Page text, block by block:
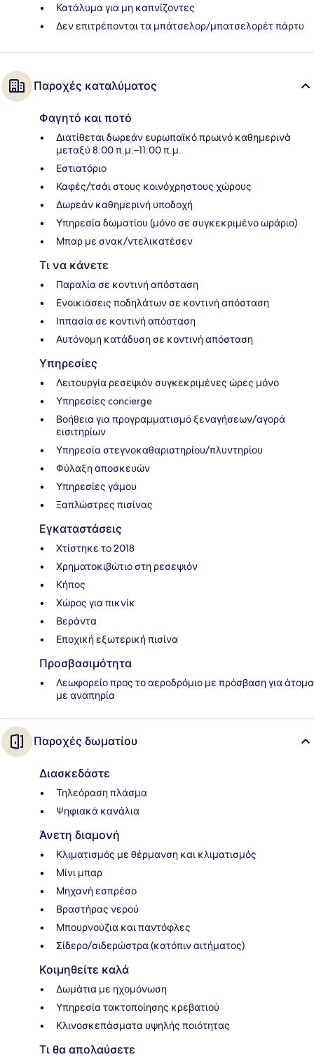
Κατάλυμα για μη καπνίζοντες
Δεν επιτρέπονται τα μπάτσελορ/μπατσελορέτ πάρτυ
Παροχές καταλύματος
Φαγητό και ποτό
Διατίθεται δωρεάν ευρωπαϊκό πρωινό καθημερινά
μεταξύ 8:00 π.μ.–11:00 π.μ.
Εστιατόριο
Καφές/τσάι στους κοινόχρηστους χώρους
Δωρεάν καθημερινή υποδοχή
Υπηρεσία δωματίου (μόνο σε συγκεκριμένο ωράριο)
Μπαρ με σνακ/ντελικατέσεν
Τι να κάνετε
Παραλία σε κοντινή απόσταση
Ενοικιάσεις ποδηλάτων σε κοντινή απόσταση
Ιππασία σε κοντινή απόσταση
Αυτόνομη κατάδυση σε κοντινή απόσταση
Υπηρεσίες
Λειτουργία ρεσεψιόν συγκεκριμένες ώρες μόνο
Υπηρεσίες concierge
Βοήθεια για προγραμματισμό ξεναγήσεων/αγορά
εισιτηρίων
Υπηρεσία στεγνοκαθαριστηρίου/πλυντηρίου
Φύλαξη αποσκευών
Υπηρεσίες γάμου
Ξαπλώστρες πισίνας
Εγκαταστάσεις
Χτίστηκε το 2018
Χρηματοκιβώτιο στη ρεσεψιόν
Κήπος
Χώρος για πικνίκ
Βεράντα
Εποχική εξωτερική πισίνα
Προσβασιμότητα
Λεωφορείο προς το αεροδρόμιο με πρόσβαση για άτομα
με αναπηρία
Παροχές δωματίου
Διασκεδάστε
Τηλεόραση πλάσμα
Ψηφιακά κανάλια
Άνετη διαμονή
Κλιματισμός με θέρμανση και κλιματισμός
Μίνι μπαρ
Μηχανή εσπρέσο
Βραστήρας νερού
Μπουρνούζια και παντόφλες
Σίδερο/σιδερώστρα (κατόπιν αιτήματος)
Κοιμηθείτε καλά
Δωμάτια με ηχομόνωση
Υπηρεσία τακτοποίησης κρεβατιού
Κλινοσκεπάσματα υψηλής ποιότητας
Τι θα απολαύσετε